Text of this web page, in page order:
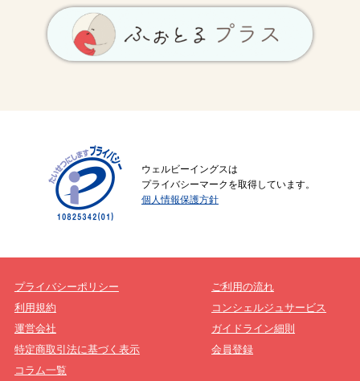
ウェルビーイングスは
プライバシーマークを取得しています。
個人情報保護方針
プライバシーポリシー
利用規約
運営会社
特定商取引法に基づく表示
ご利用の流れ
コンシェルジュサービス
ガイドライン細則
会員登録
コラム一覧